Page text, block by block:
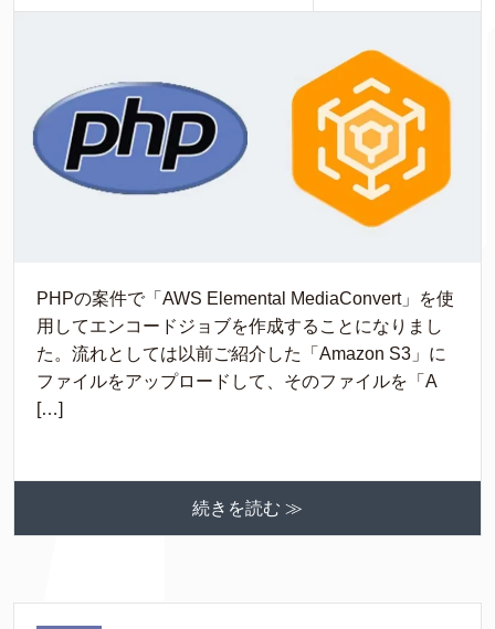
PHPの案件で「AWS Elemental MediaConvert」を使
用してエンコードジョブを作成することになりまし
た。流れとしては以前ご紹介した「Amazon S3」に
ファイルをアップロードして、そのファイルを「A
[…]
続きを読む ≫